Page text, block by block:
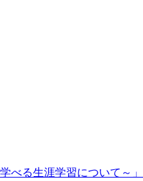
る生涯学習について～」